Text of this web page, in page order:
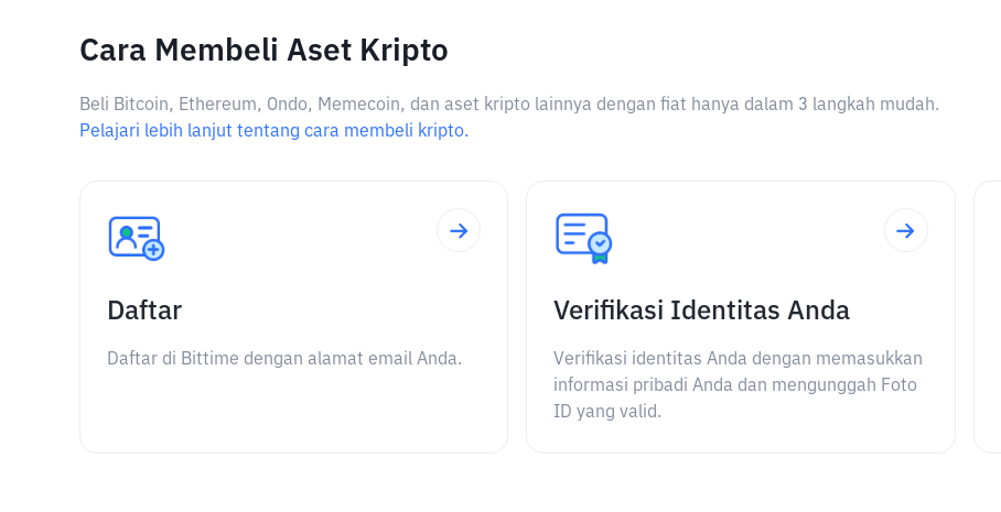
Cara Membeli Aset Kripto
Beli Bitcoin, Ethereum, Ondo, Memecoin, dan aset kripto lainnya dengan fiat hanya dalam 3 langkah mudah.
Pelajari lebih lanjut tentang cara membeli kripto.
Daftar
Daftar di Bittime dengan alamat email Anda.
Verifikasi Identitas Anda
Verifikasi identitas Anda dengan memasukkan
informasi pribadi Anda dan mengunggah Foto
ID yang valid.